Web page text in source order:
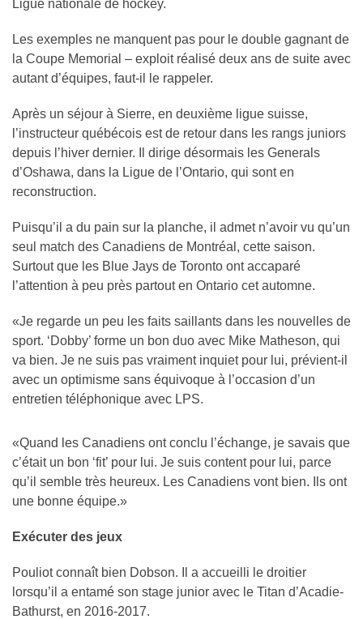
Ligue nationale de hockey.
Les exemples ne manquent pas pour le double gagnant de
la Coupe Memorial – exploit réalisé deux ans de suite avec
autant d’équipes, faut-il le rappeler.
Après un séjour à Sierre, en deuxième ligue suisse,
l’instructeur québécois est de retour dans les rangs juniors
depuis l’hiver dernier. Il dirige désormais les Generals
d’Oshawa, dans la Ligue de l’Ontario, qui sont en
reconstruction.
Puisqu’il a du pain sur la planche, il admet n’avoir vu qu’un
seul match des Canadiens de Montréal, cette saison.
Surtout que les Blue Jays de Toronto ont accaparé
l’attention à peu près partout en Ontario cet automne.
«Je regarde un peu les faits saillants dans les nouvelles de
sport. ‘Dobby’ forme un bon duo avec Mike Matheson, qui
va bien. Je ne suis pas vraiment inquiet pour lui, prévient-il
avec un optimisme sans équivoque à l’occasion d’un
entretien téléphonique avec LPS.
«Quand les Canadiens ont conclu l’échange, je savais que
c’était un bon ‘fit’ pour lui. Je suis content pour lui, parce
qu’il semble très heureux. Les Canadiens vont bien. Ils ont
une bonne équipe.»
Exécuter des jeux
Pouliot connaît bien Dobson. Il a accueilli le droitier
lorsqu’il a entamé son stage junior avec le Titan d’Acadie-
Bathurst, en 2016-2017.